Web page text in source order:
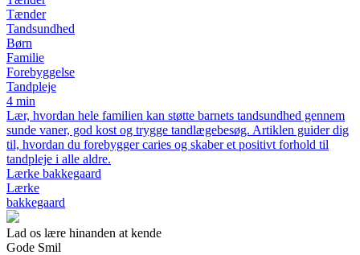
Tænder
Tandsundhed
Børn
Familie
Forebyggelse
Tandpleje
4 min
Lær, hvordan hele familien kan støtte barnets tandsundhed gennem
sunde vaner, god kost og trygge tandlægebesøg. Artiklen guider dig
til, hvordan du forebygger caries og skaber et positivt forhold til
tandpleje i alle aldre.
Lærke bakkegaard
Lærke
bakkegaard
Lad os lære hinanden at kende
Gode Smil